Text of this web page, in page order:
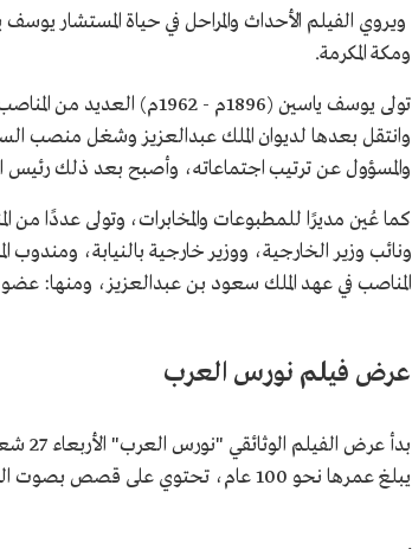
ويروي الفيلم الأحداث والمراحل في حياة المستشار
ومكة المكرمة.
تولى يوسف ياسين (1896م -
وانتقل بعدها لديوان الملك عبدالعزيز وشغل منصب
والمسؤول عن ترتيب اجتماعاته، وأصبح بعد ذلك رئيس
كما عُين مديرًا للمطبوعات والمخابرات، وتولى عددًا
ونائب وزير الخارجية، ووزير خارجية بالنيابة،
المناصب في عهد الملك سعود بن عبدالعزيز، ومنها:
عرض فيلم نورس العرب
يبلغ عمرها نحو 100 عام، تحتوي على قصص بصوت الراحل يوسف ياسين مستشار الملك عبدالعزيز.